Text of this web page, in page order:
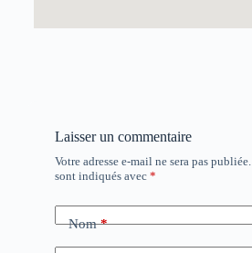
Laisser un commentaire
Votre adresse e-mail ne sera pas publiée.
sont indiqués avec *
Nom*